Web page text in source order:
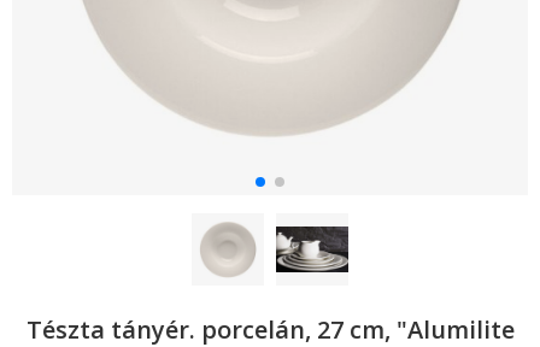
Tészta tányér. porcelán, 27 cm, "Alumilite